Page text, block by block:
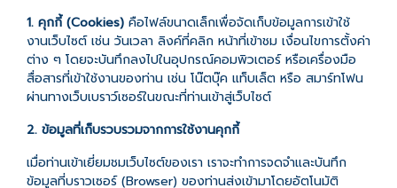
1. คุกกี้ (Cookies) คือไฟล์ขนาดเล็กเพื่อจัดเก็บข้อมูลการเข้าใช้
งานเว็บไซต์ เช่น วันเวลา ลิงค์ที่คลิก หน้าที่เข้าชม เงื่อนไขการตั้งค่า
ต่าง ๆ โดยจะบันทึกลงไปในอุปกรณ์คอมพิวเตอร์ หรือเครื่องมือ
สื่อสารที่เข้าใช้งานของท่าน เช่น โน๊ตบุ๊ค แท็บเล็ต หรือ สมาร์ทโฟน
ผ่านทางเว็บเบราว์เซอร์ในขณะที่ท่านเข้าสู่เว็บไซต์
2. ข้อมูลที่เก็บรวบรวมจากการใช้งานคุกกี้
เมื่อท่านเข้าเยี่ยมชมเว็บไซต์ของเรา เราจะทำการจดจำและบันทึก
ข้อมูลที่บราวเซอร์ (Browser) ของท่านส่งเข้ามาโดยอัตโนมัติ